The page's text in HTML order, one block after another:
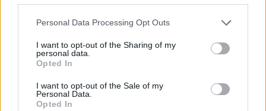
Personal Data Processing Opt Outs
I want to opt-out of the Sharing of my
personal data.
Opted In
I want to opt-out of the Sale of my
Personal Data.
Opted In
juomapullon kyljestä ohjeita
rankkarikisaan
kertoiminen kohde
LIITTYVÄT ARTIKKELIT
Suomen MM-karsintojen näkymät –
todellinen jalkapallokommentaattorin